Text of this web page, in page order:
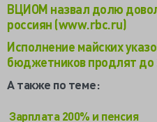
ВЦИОМ назвал долю
россиян (www.rbc.ru)
Исполнение майских
бюджетников продлят до
А также по теме:
Зарплата 200% и пенсия